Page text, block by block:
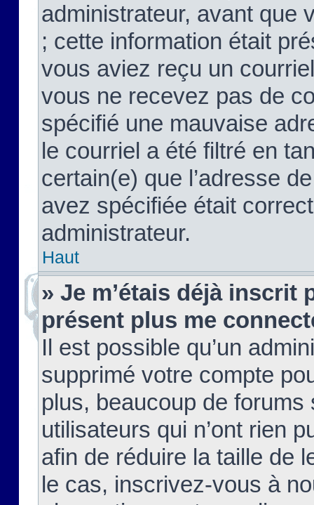
administrateur, avant que
; cette information était
vous aviez reçu un
vous ne recevez pas de
spécifié une mauvaise
le courriel a été filtré en
certain(e) que l’adresse
avez spécifiée était
administrateur.
Haut
» Je m’étais déjà inscrit
présent plus me
Il est possible qu’un
supprimé votre compte
plus, beaucoup de
utilisateurs qui n’ont rien
afin de réduire la taille de
le cas, inscrivez-vous à